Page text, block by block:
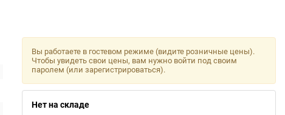
Вы работаете в гостевом режиме (видите розничные цены).
Чтобы увидеть свои цены, вам нужно войти под своим
паролем (или зарегистрироваться).
Нет на складе